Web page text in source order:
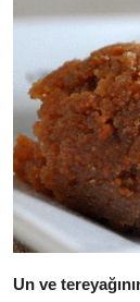
Un ve